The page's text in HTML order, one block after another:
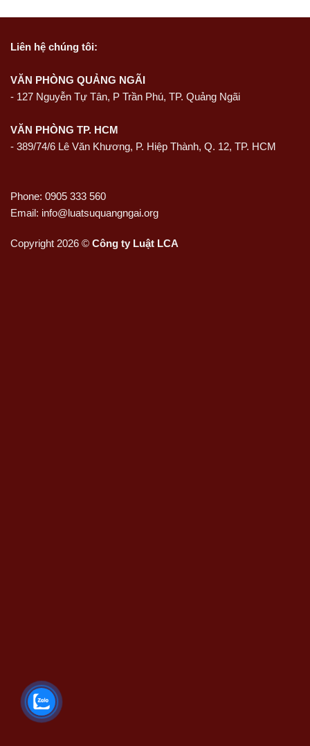
Liên hệ chúng tôi:
VĂN PHÒNG QUẢNG NGÃI
- 127 Nguyễn Tự Tân, P Trần Phú, TP. Quảng Ngãi
VĂN PHÒNG TP. HCM
- 389/74/6 Lê Văn Khương, P. Hiệp Thành, Q. 12, TP. HCM
Phone: 0905 333 560
Email: info@luatsuquangngai.org
Copyright 2026 © Công ty Luật LCA